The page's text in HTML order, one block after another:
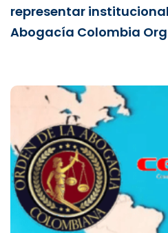
representar
Abogacía Colombia